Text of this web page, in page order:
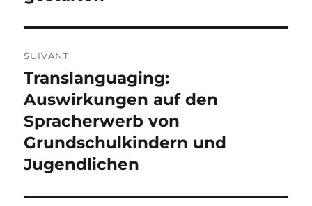
SUIVANT
Publication
suivante :
Translanguaging:
Auswirkungen auf den
Spracherwerb von
Grundschulkindern und
Jugendlichen